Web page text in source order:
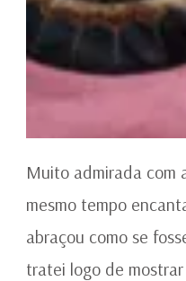
Muito admirada com
mesmo tempo
abraçou como se
tratei logo de